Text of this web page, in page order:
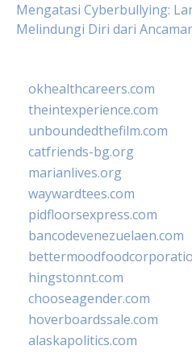
Mengatasi Cyberbullying:
Melindungi Diri dari
okhealthcareers.com
theintexperience.com
unboundedthefilm.com
catfriends-bg.org
marianlives.org
waywardtees.com
pidfloorsexpress.com
bancodevenezuelaen.com
hingstonnt.com
chooseagender.com
hoverboardssale.com
alaskapolitics.com